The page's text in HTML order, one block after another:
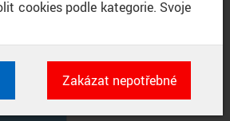
cookies podle kategorie. Svoje
pro správné
Zakázat nepotřebné